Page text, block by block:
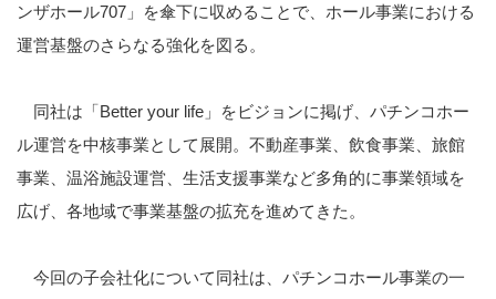
ンザホール707」を傘下に収めることで、ホール事業における
運営基盤のさらなる強化を図る。
同社は「Better your life」をビジョンに掲げ、パチンコホー
ル運営を中核事業として展開。不動産事業、飲食事業、旅館
事業、温浴施設運営、生活支援事業など多角的に事業領域を
広げ、各地域で事業基盤の拡充を進めてきた。
今回の子会社化について同社は、パチンコホール事業の一